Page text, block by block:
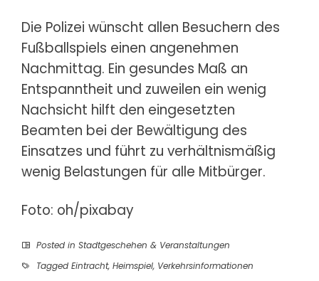
Die Polizei wünscht allen Besuchern des
Fußballspiels einen angenehmen
Nachmittag. Ein gesundes Maß an
Entspanntheit und zuweilen ein wenig
Nachsicht hilft den eingesetzten
Beamten bei der Bewältigung des
Einsatzes und führt zu verhältnismäßig
wenig Belastungen für alle Mitbürger.
Foto: oh/pixabay
Posted in Stadtgeschehen & Veranstaltungen
Tagged Eintracht, Heimspiel, Verkehrsinformationen